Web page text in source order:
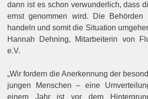
dann ist es schon verwunderlich, dass
ernst genommen wird. Die Behörden
handeln und somit die Situation
Hannah Dehning, Mitarbeiterin von
e.V.
„Wir fordern die Anerkennung der
jungen Menschen – eine
einem Jahr ist vor dem